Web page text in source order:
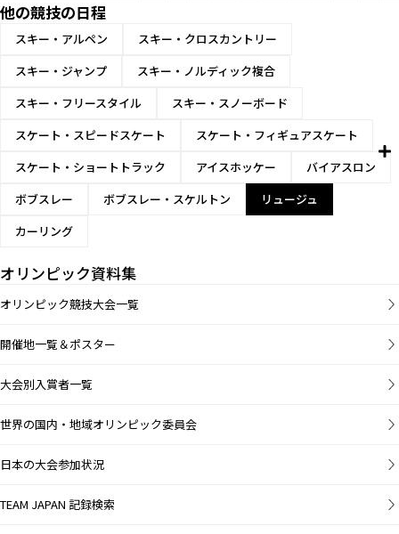
他の競技の日程
スキー・アルペン
スキー・クロスカントリー
スキー・ジャンプ
スキー・ノルディック複合
スキー・フリースタイル
スキー・スノーボード
スケート・スピードスケート
スケート・フィギュアスケート
スケート・ショートトラック
アイスホッケー
バイアスロン
ボブスレー
ボブスレー・スケルトン
リュージュ
カーリング
オリンピック資料集
オリンピック競技大会一覧
開催地一覧＆ポスター
大会別入賞者一覧
世界の国内・地域オリンピック委員会
日本の大会参加状況
TEAM JAPAN 記録検索